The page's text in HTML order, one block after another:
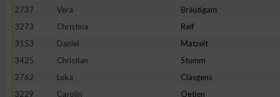
2737
Vera Bräutigam
3273
Christina Reif
3153
Daniel Matzelt
3425
Christian Stumm
2762
Luka Cläsgens
3229
Carolin Oetjen